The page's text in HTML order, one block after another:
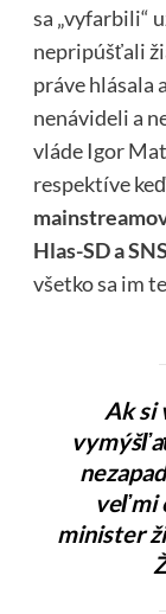
sa „vyfarbili“
nepripúšťali
práve hlásala
nenávideli a
vláde Igor
respektíve
Hlas-SD a
všetko sa im
Ak si
veľmi
minister